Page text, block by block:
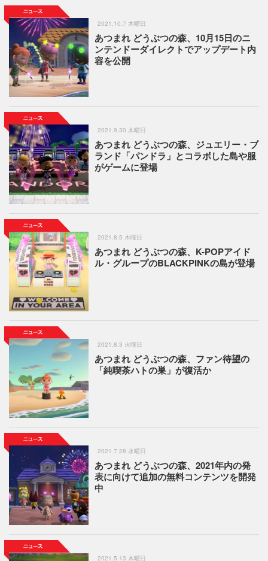
2021.10.7 木曜日
あつまれ どうぶつの森、10月15日のニ
ンテンドーダイレクトでアップデート内
容を公開
2021.9.30 木曜日
あつまれ どうぶつの森、ジュエリー・ブ
ランド「パンドラ」とコラボした島や服
がゲームに登場
2021.8.5 木曜日
あつまれ どうぶつの森、K-POPアイド
ル・グループのBLACKPINKの島が登場
2021.8.3 火曜日
あつまれ どうぶつの森、ファン待望の
「純喫茶ハトの巣」が復活か
2021.7.28 水曜日
あつまれ どうぶつの森、2021年内の発
表に向けて追加の無料コンテンツを開発
中
2021.5.13 木曜日